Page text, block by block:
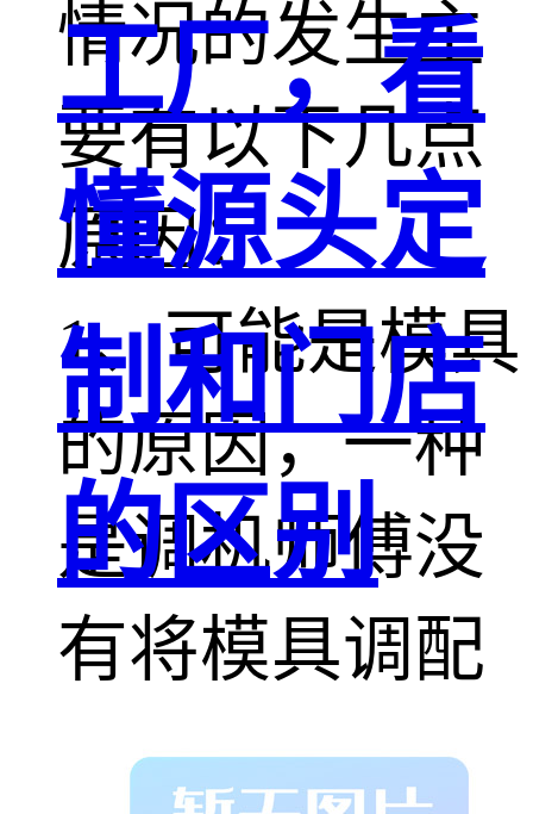
情况的发生主
要有以下几点
原因：
1、可能是模具
的原因，一种
是调机师傅没
有将模具调配
适当，有所偏
工厂，看
懂源头定
制和门店
的区别